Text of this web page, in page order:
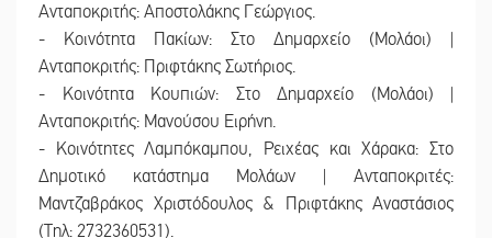
Ανταποκριτής: Αποστολάκης Γεώργιος.
- Κοινότητα Πακίων: Στο Δημαρχείο (Μολάοι) |
Ανταποκριτής: Πριφτάκης Σωτήριος.
- Κοινότητα Κουπιών: Στο Δημαρχείο (Μολάοι) |
Ανταποκριτής: Μανούσου Ειρήνη.
- Κοινότητες Λαμπόκαμπου, Ρειχέας και Χάρακα: Στο
Δημοτικό κατάστημα Μολάων | Ανταποκριτές:
Μαντζαβράκος Χριστόδουλος & Πριφτάκης Αναστάσιος
(Τηλ: 2732360531).